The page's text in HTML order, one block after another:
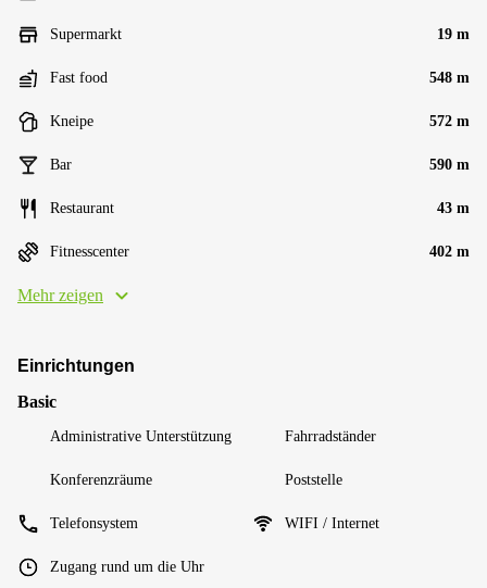
Supermarkt 19 m
Fast food 548 m
Kneipe 572 m
Bar 590 m
Restaurant 43 m
Fitnesscenter 402 m
Mehr zeigen
Einrichtungen
Basic
Administrative Unterstützung Fahrradständer
Konferenzräume Poststelle
Telefonsystem WIFI / Internet
Zugang rund um die Uhr